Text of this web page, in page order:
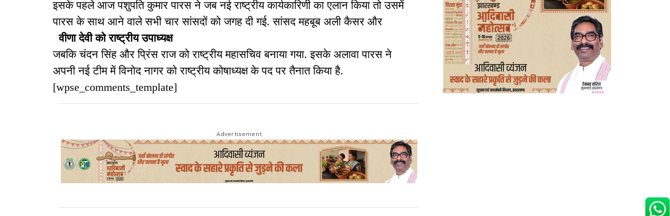
इसके पहले आज पशुपति कुमार पारस ने जब नई राष्ट्रीय कार्यकारिणी का एलान किया तो उसमें
पारस के साथ आने वाले सभी चार सांसदों को जगह दी गई. सांसद महबूब अली कैसर और
वीणा देवी को राष्ट्रीय उपाध्यक्ष
जबकि चंदन सिंह और प्रिंस राज को राष्ट्रीय महासचिव बनाया गया. इसके अलावा पारस ने
अपनी नई टीम में विनोद नागर को राष्ट्रीय कोषाध्यक्ष के पद पर तैनात किया है.
[wpse_comments_template]
Advertisement